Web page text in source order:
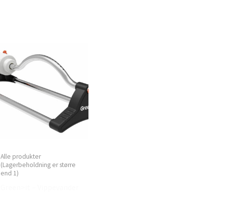
Alle produkter
(Lagerbeholdning er større
end 1)